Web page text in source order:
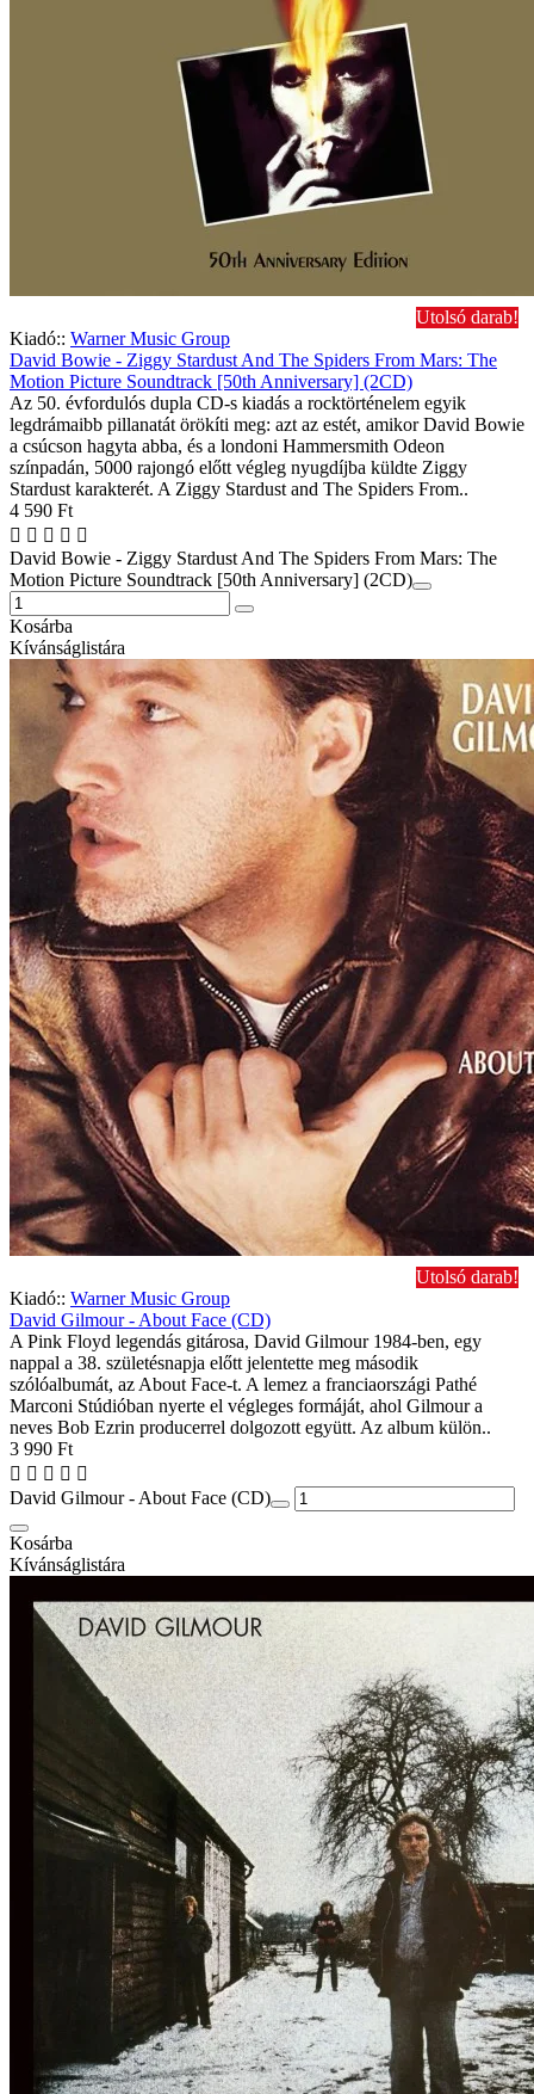
Utolsó darab!
Kiadó:: Warner Music Group
David Bowie - Ziggy Stardust And The Spiders From Mars: The
Motion Picture Soundtrack [50th Anniversary] (2CD)
Az 50. évfordulós dupla CD-s kiadás a rocktörténelem egyik
legdrámaibb pillanatát örökíti meg: azt az estét, amikor David Bowie
a csúcson hagyta abba, és a londoni Hammersmith Odeon
színpadán, 5000 rajongó előtt végleg nyugdíjba küldte Ziggy
Stardust karakterét. A Ziggy Stardust and The Spiders From..
4 590 Ft
David Bowie - Ziggy Stardust And The Spiders From Mars: The
Motion Picture Soundtrack [50th Anniversary] (2CD)
Kosárba
Kívánságlistára
Utolsó darab!
Kiadó:: Warner Music Group
David Gilmour - About Face (CD)
A Pink Floyd legendás gitárosa, David Gilmour 1984-ben, egy
nappal a 38. születésnapja előtt jelentette meg második
szólóalbumát, az About Face-t. A lemez a franciaországi Pathé
Marconi Stúdióban nyerte el végleges formáját, ahol Gilmour a
neves Bob Ezrin producerrel dolgozott együtt. Az album külön..
3 990 Ft
David Gilmour - About Face (CD)
Kosárba
Kívánságlistára